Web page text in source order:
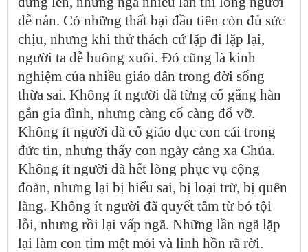
dễ nản. Có những thất bại đầu tiên còn đủ sức
chịu, nhưng khi thử thách cứ lặp đi lặp lại,
người ta dễ buông xuôi. Đó cũng là kinh
nghiệm của nhiều giáo dân trong đời sống
thừa sai. Không ít người đã từng cố gắng hàn
gắn gia đình, nhưng càng cố càng đổ vỡ.
Không ít người đã cố giáo dục con cái trong
đức tin, nhưng thấy con ngày càng xa Chúa.
Không ít người đã hết lòng phục vụ cộng
đoàn, nhưng lại bị hiểu sai, bị loại trừ, bị quên
lãng. Không ít người đã quyết tâm từ bỏ tội
lỗi, nhưng rồi lại vấp ngã. Những lần ngã lặp
lại làm con tim mệt mỏi và linh hồn rã rời.